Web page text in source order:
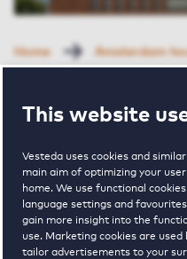
This website
Vesteda uses cookies and
main aim of optimizing your
home. We use functional
language settings and
gain more insight into the
use. Marketing cookies are
tailor advertisements to your
Home Amsterdam
Rented with Reservation
1120 B